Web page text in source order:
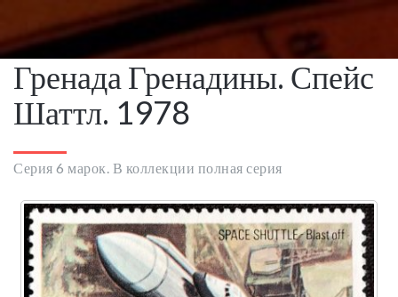
Гренада Гренадины. Спейс
Шаттл. 1978
Серия 6 марок. В коллекции полная серия